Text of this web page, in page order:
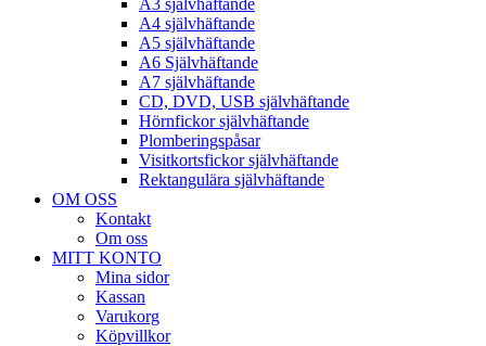
A3 självhäftande
A4 självhäftande
A5 självhäftande
A6 Självhäftande
A7 självhäftande
CD, DVD, USB självhäftande
Hörnfickor självhäftande
Plomberingspåsar
Visitkortsfickor självhäftande
Rektangulära självhäftande
OM OSS
Kontakt
Om oss
MITT KONTO
Mina sidor
Kassan
Varukorg
Köpvillkor